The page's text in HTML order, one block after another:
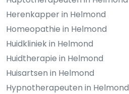
Herenkapper in Helmond
Homeopathie in Helmond
Huidkliniek in Helmond
Huidtherapie in Helmond
Huisartsen in Helmond
Hypnotherapeuten in Helmond